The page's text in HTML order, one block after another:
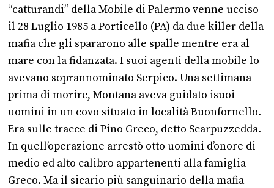
“catturandi” della Mobile di Palermo venne ucciso
il 28 Luglio 1985 a Porticello (PA) da due killer della
mafia che gli spararono alle spalle mentre era al
mare con la fidanzata. I suoi agenti della mobile lo
avevano soprannominato Serpico. Una settimana
prima di morire, Montana aveva guidato isuoi
uomini in un covo situato in località Buonfornello.
Era sulle tracce di Pino Greco, detto Scarpuzzedda.
In quell’operazione arrestò otto uomini d’onore di
medio ed alto calibro appartenenti alla famiglia
Greco. Ma il sicario più sanguinario della mafia